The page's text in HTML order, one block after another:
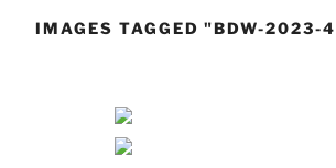
IMAGES TAGGED "BDW-2023-